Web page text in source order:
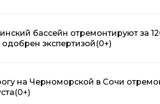
бассейн отремонтируют за
экспертизой (0+)
на Черноморской в Сочи
(0+)